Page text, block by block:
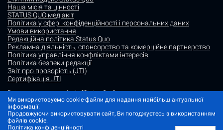
Наша місія та цінності
STATUS QUO медіакіт
Політика у сфері конфіденційності і персональних даних
Умови використання
Редакційна політика Status Quo
Рекламна діяльність, спонсорство та комерційне партнерство
Політика управління конфліктами інтересів
Політика безпеки редакції
Звіт про прозорість (JTI)
Сертифікація JTI
Використання матеріалів "Status Quo" дозволяється за умови
посилання (для інтернет-видань - гіперпосилання) на "Status quo".
Матеріали в рубриках "Новини партнерів" і "Прес-релізи" розміщуються
на правах реклами або в рамках некомерційного партнерства.
Зображення, що містять мітку "Status Quo" або не містять інформації
Ми використовуємо cookie-файли для надання найбільш актуальної
інформації.
Продовжуючи використовувати сайт, Ви погоджуєтесь з використанням
файлів cookie.
Політика конфіденційності